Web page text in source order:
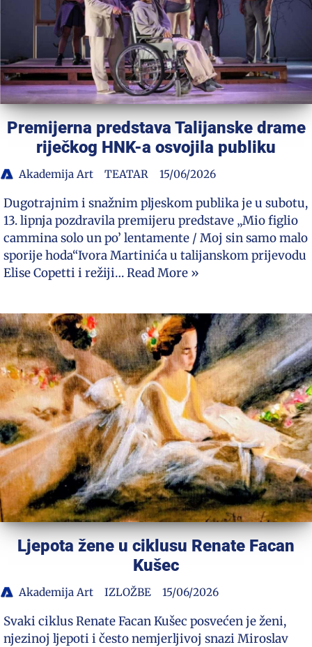
Premijerna predstava Talijanske drame
riječkog HNK-a osvojila publiku
Akademija Art TEATAR 15/06/2026
Dugotrajnim i snažnim pljeskom publika je u subotu,
13. lipnja pozdravila premijeru predstave „Mio figlio
cammina solo un po’ lentamente / Moj sin samo malo
sporije hoda“Ivora Martinića u talijanskom prijevodu
Elise Copetti i režiji…Read More »
Ljepota žene u ciklusu Renate Facan
Kušec
Akademija Art IZLOŽBE 15/06/2026
Svaki ciklus Renate Facan Kušec posvećen je ženi,
njezinoj ljepoti i često nemjerljivoj snazi Miroslav